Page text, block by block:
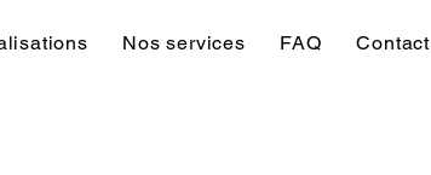
Nos services FAQ Contact